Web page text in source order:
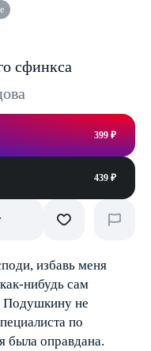
сфинкса
399 ₽
439 ₽
избавь меня
нибудь сам
Подушкину не
по
была оправдана.